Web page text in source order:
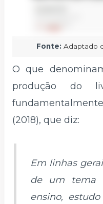
Fonte: Adaptado
O que
produção do
(2018), que diz:
Em linhas
de um tema
ensino,